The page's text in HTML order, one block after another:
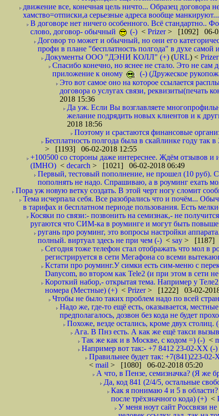
движение все, конечная цель ничто... Образец договора
хамство=отписки,а серьезные адреса вообще
В договоре нет ничего особенного. Всё стандартно..
слово, договор- обычный
(-) < Prizer> [1092] 06-
Договор то может и обычный, но они его
профи в плане "бесплатность полгода" в духе
Документы ООО "ДЭНИ КОЛЛ" (+) (URL) <
Спасибо конечно, но яснее не стало. Это не сам
приложение к оному
(-) (Дружеское
Это вот самое оно на которое ссылается
договора о услугах связи, реквизиты(печать
2018 15:36
Да уж. Если Вы возглавляете
желание подрядить новых клиентов и к
2018 18:56
Поэтому и срастаются финансовые
Бесплатность полгода была в скайлинке году
> [1193] 06-02-2018 12:55
+100500 со стороны даже интереснее. Ждём отзывов и
(IMHO) < decarch > [1021] 06-02-2018 06:49
Первый, тестовый пополнение, не прошел (10 руб).
пополнять не надо. Спрашиваю, а в роуминг ехать
Пора уж новую ветку создать. В этой черт ногу сломит
Тема исчерпала себя. Все разобрались что и почём...
в тарифах и бесплатном периоде пользования. Есть
Косяки по связи:- позвонить на семизнак,- не
ругаются что СИМ-ка в роуминге и могут быть
ругань про роуминг, это вопросы настройки
полный. виртуал здесь не при чем (-) < say > [1187]
Сегодня тоже телефон стал отображать что мол в
регистрируется в сети Мегафона со всеми
Кстати про роуминг.У симки есть сим-меню с
Danycom, во втором как Tele2 (и при этом в сети
Короткий набор,- открытая тема. Например у
номера (Местные) (+) < Prizer> [1222] 03-02-
Чтобы не было таких проблем надо по всей
Надо же, где-то ещё есть, оказывается,
предполагалось, дозвон без кода не будет
Похоже, везде остались, кроме двух
Ага. В Пнз есть. А как же ещё такси
Так же как и в Москве, с кодом =) (-) <
Например вот так:- +7 8412 23-02-ХХ (-
Правильнее будет так: +7(841)223-
< mail > [1080] 06-02-2018 05:20
А что, в Пензе, семизначка? (Я же
Да, код 841 (2/4/5, остальные
Как я понимаю 4 и 5 в
после трёхзначного кода) (+) <
У меня ноут сайт Россвязи